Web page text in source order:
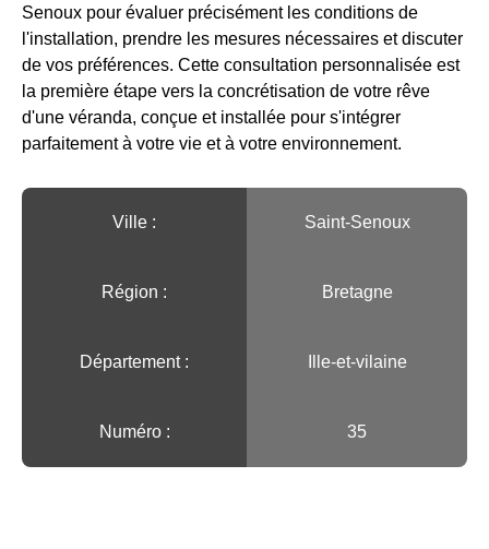
Senoux pour évaluer précisément les conditions de
l'installation, prendre les mesures nécessaires et discuter
de vos préférences. Cette consultation personnalisée est
la première étape vers la concrétisation de votre rêve
d'une véranda, conçue et installée pour s'intégrer
parfaitement à votre vie et à votre environnement.
Ville :️ Saint-Senoux
Région :️ Bretagne
Département : Ille-et-vilaine
Numéro : 35